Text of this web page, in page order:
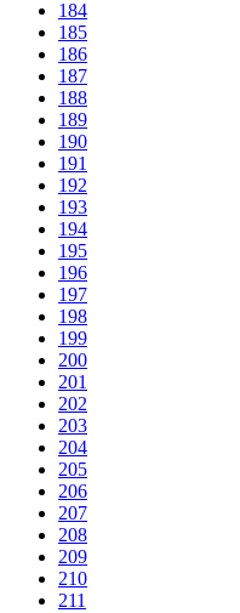
184
185
186
187
188
189
190
191
192
193
194
195
196
197
198
199
200
201
202
203
204
205
206
207
208
209
210
211